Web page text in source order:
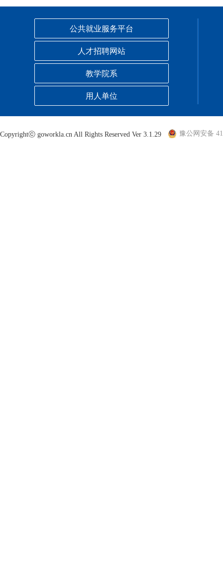
公共就业服务平台
人才招聘网站
教学院系
用人单位
Copyrightⓒ goworkla.cn All Rights Reserved Ver 3.1.29 豫公网安备